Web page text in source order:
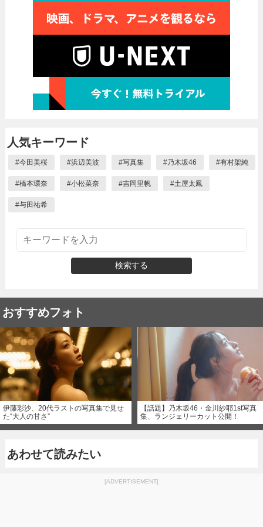
人気キーワード
#今田美桜 #浜辺美波 #写真集 #乃木坂46 #有村架純
#橋本環奈 #小松菜奈 #吉岡里帆 #土屋太鳳
#与田祐希
検索する
おすすめフォト
伊藤彩沙、20代ラストの写真集で見せ
た“大人の甘さ”
【話題】乃木坂46・金川紗耶1st写真
集、ランジェリーカット公開！
あわせて読みたい
[ADVERTISEMENT]